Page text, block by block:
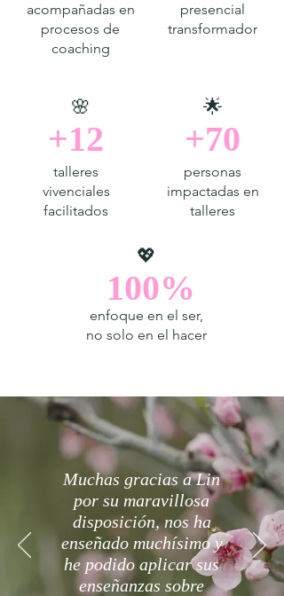
acompañadas en
procesos de
coaching
​🌸
+12
talleres
vivenciales
facilitados
presencial
transformador
🌟
+70
personas
impactadas en
talleres
​💖
100%
enfoque en el ser,
no solo en el hacer
Muchas gracias a Lin
por su maravillosa
disposición, nos ha
enseñado muchísimo y
he podido aplicar sus
enseñanzas sobre